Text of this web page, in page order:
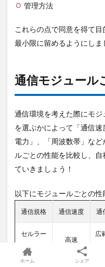
管理方法
これらの点で同意を得て
最小限に留めるようにしま
通信モジュール
通信環境を考えた際にモ
を選ぶかによって「通信
電力」、「周波数帯」な
ルごとの性能を比較し、
ていきましょう！
以下にモジュールごとの性
通信規格 通信速度 通
セルラー
高速
広
ホーム シェア